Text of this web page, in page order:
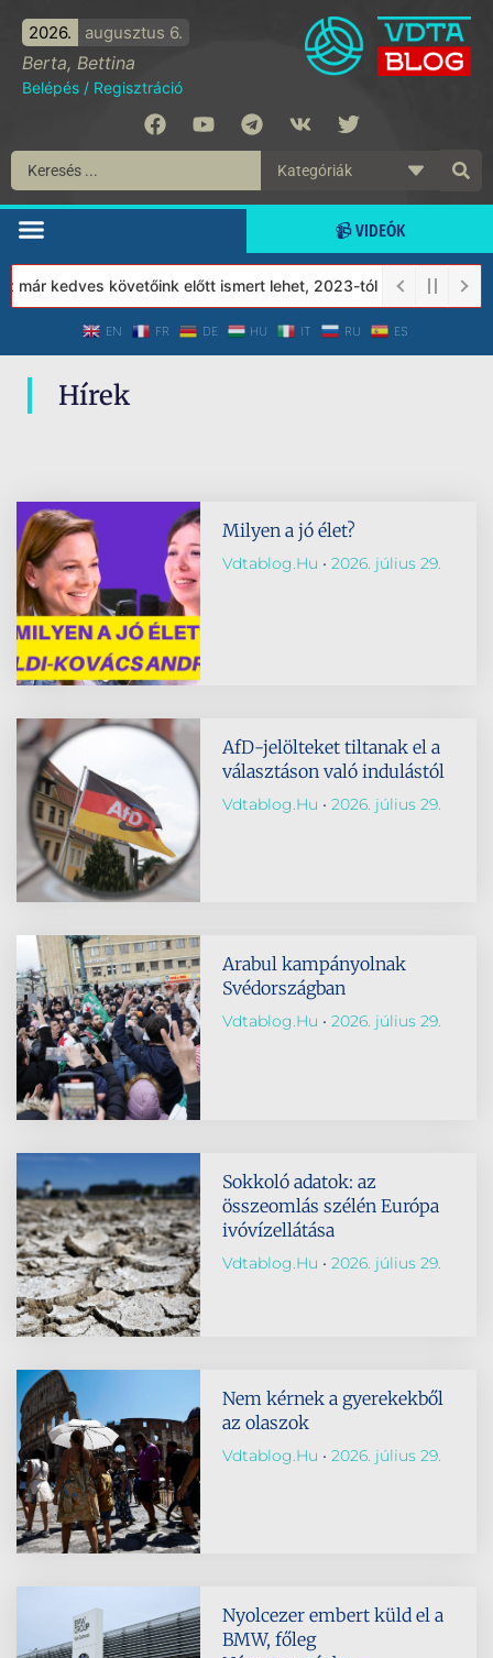
2026. augusztus 6.
Berta, Bettina
Belépés / Regisztráció
📹 VIDEÓK
kedves követőink előtt ismert lehet, 2023-tól a Védett
EN FR DE HU IT RU ES
Hírek
Milyen a jó élet?
Vdtablog.hu 2026. július 29.
AfD-jelölteket tiltanak el a
választáson való indulástól
Vdtablog.hu 2026. július 29.
Arabul kampányolnak
Svédországban
Vdtablog.hu 2026. július 29.
Sokkoló adatok: az
összeomlás szélén Európa
ivóvízellátása
Vdtablog.hu 2026. július 29.
Nem kérnek a gyerekekből
az olaszok
Vdtablog.hu 2026. július 29.
Nyolcezer embert küld el a
BMW, főleg